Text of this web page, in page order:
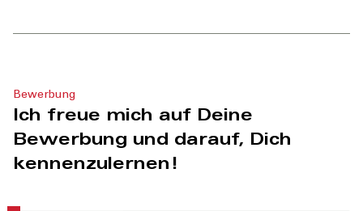
Bewerbung
Ich freue mich auf Deine
Bewerbung und darauf, Dich
kennenzulernen!